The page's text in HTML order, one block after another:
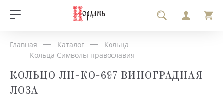
Главная Каталог
Кольца
Кольца Символы православия
КОЛЬЦО ЛН-КО-697 ВИНОГРАДНАЯ
ЛОЗА